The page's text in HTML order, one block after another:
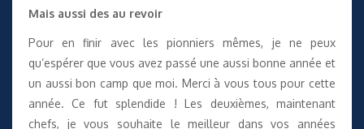
Mais aussi des au revoir
Pour en finir avec les pionniers mêmes, je ne peux
qu’espérer que vous avez passé une aussi bonne année et
un aussi bon camp que moi. Merci à vous tous pour cette
année. Ce fut splendide ! Les deuxièmes, maintenant
chefs, je vous souhaite le meilleur dans vos années